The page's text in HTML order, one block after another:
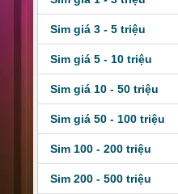
Sim giá 3 - 5 triệu
Sim giá 5 - 10 triệu
Sim giá 10 - 50 triệu
Sim giá 50 - 100 triệu
Sim 100 - 200 triệu
Sim 200 - 500 triệu